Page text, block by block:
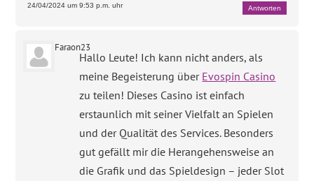
24/04/2024 um 9:53 p.m. uhr Antworten
Faraon23
Hallo Leute! Ich kann nicht anders, als
meine Begeisterung über Evospin Casino
zu teilen! Dieses Casino ist einfach
erstaunlich mit seiner Vielfalt an Spielen
und der Qualität des Services. Besonders
gut gefällt mir die Herangehensweise an
die Grafik und das Spieldesign – jeder Slot